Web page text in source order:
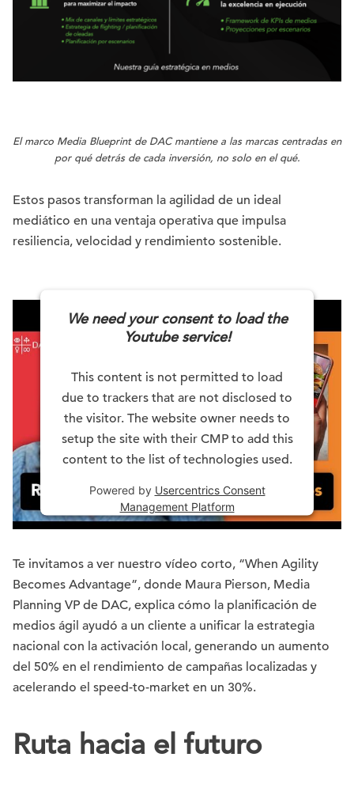
El marco Media Blueprint de DAC mantiene a las marcas centradas en
por qué detrás de cada inversión, no solo en el qué.
Estos pasos transforman la agilidad de un ideal
mediático en una ventaja operativa que impulsa
resiliencia, velocidad y rendimiento sostenible.
We need your consent to load the
Youtube service!
This content is not permitted to load
due to trackers that are not disclosed to
the visitor. The website owner needs to
setup the site with their CMP to add this
content to the list of technologies used.
Powered by Usercentrics Consent
Management Platform
Te invitamos a ver nuestro vídeo corto, “When Agility
Becomes Advantage”, donde Maura Pierson, Media
Planning VP de DAC, explica cómo la planificación de
medios ágil ayudó a un cliente a unificar la estrategia
nacional con la activación local, generando un aumento
del 50% en el rendimiento de campañas localizadas y
acelerando el speed-to-market en un 30%.
Ruta hacia el futuro